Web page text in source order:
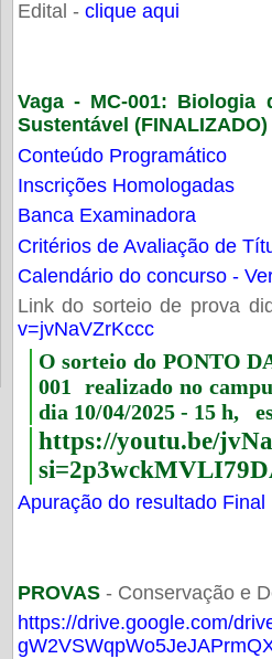
Edital - clique aqui
Vaga - MC-001: Biologia
Sustentável (FINALIZADO)
Conteúdo Programático
Inscrições Homologadas
Banca Examinadora
Critérios de Avaliação de
Calendário do concurso -
Link do sorteio de prova
v=jvNaVZrKccc
O sorteio do PONTO
001 realizado no
dia 10/04/2025 - 15 h,
https://youtu.be/
Apuração do resultado Final
PROVAS- Conservação e
https://drive.google.com/